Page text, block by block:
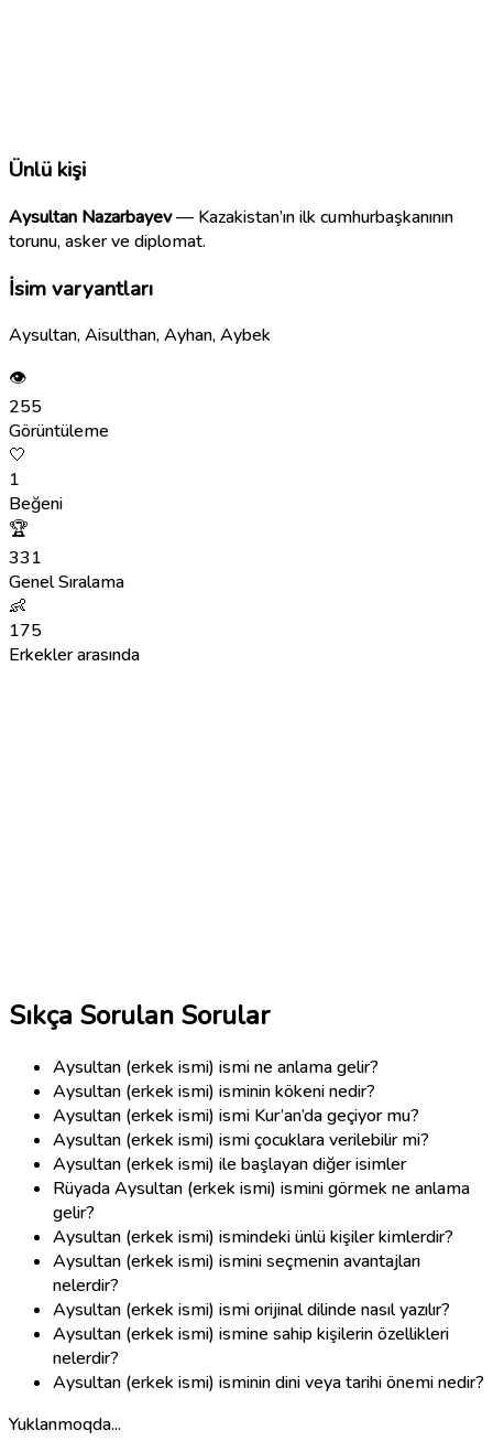
Ünlü kişi
Aysultan Nazarbayev— Kazakistan’ın ilk cumhurbaşkanının
torunu, asker ve diplomat.
İsim varyantları
Aysultan, Aisulthan, Ayhan, Aybek
👁
255
Görüntüleme
🤍
1
Beğeni
🏆
331
Genel Sıralama
👶
175
Erkekler arasında
Sıkça Sorulan Sorular
Aysultan (erkek ismi) ismi ne anlama gelir?
Aysultan (erkek ismi) isminin kökeni nedir?
Aysultan (erkek ismi) ismi Kur’an’da geçiyor mu?
Aysultan (erkek ismi) ismi çocuklara verilebilir mi?
Aysultan (erkek ismi) ile başlayan diğer isimler
Rüyada Aysultan (erkek ismi) ismini görmek ne anlama
gelir?
Aysultan (erkek ismi) ismindeki ünlü kişiler kimlerdir?
Aysultan (erkek ismi) ismini seçmenin avantajları
nelerdir?
Aysultan (erkek ismi) ismi orijinal dilinde nasıl yazılır?
Aysultan (erkek ismi) ismine sahip kişilerin özellikleri
nelerdir?
Aysultan (erkek ismi) isminin dini veya tarihi önemi nedir?
Yuklanmoqda...